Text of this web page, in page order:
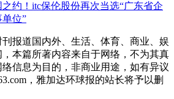
约！itc保伦股份再次当选“广东省企
位”
报道国内外、生活、体育、商业、娱
本篇所著内容来自于网络，不为其真
信息为目的，非商业用途，如有异议
，雅加达环球报的站长将予以删